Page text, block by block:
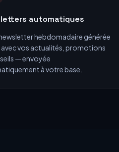
automatiques
hebdomadaire générée
avec vos actualités, promotions
— envoyée
à votre base.